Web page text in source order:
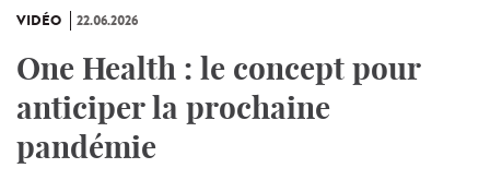
VIDÉO 22.06.2026
One Health : le concept pour
anticiper la prochaine
pandémie